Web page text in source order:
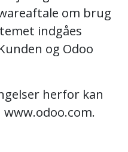
om brug
indgåes
og Odoo
herfor kan